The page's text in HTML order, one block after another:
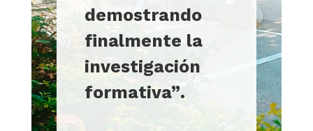
demostrando
finalmente la
investigación
formativa”.